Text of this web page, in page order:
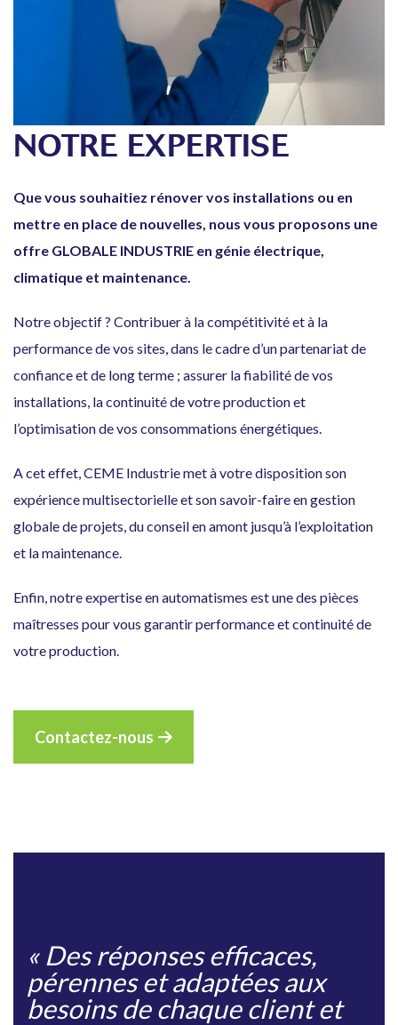
NOTRE EXPERTISE
Que vous souhaitiez rénover vos installations ou en
mettre en place de nouvelles, nous vous proposons une
offre GLOBALE INDUSTRIE en génie électrique,
climatique et maintenance.
Notre objectif ? Contribuer à la compétitivité et à la
performance de vos sites, dans le cadre d’un partenariat de
confiance et de long terme ; assurer la fiabilité de vos
installations, la continuité de votre production et
l’optimisation de vos consommations énergétiques.
A cet effet, CEME Industrie met à votre disposition son
expérience multisectorielle et son savoir-faire en gestion
globale de projets, du conseil en amont jusqu’à l’exploitation
et la maintenance.
Enfin, notre expertise en automatismes est une des pièces
maîtresses pour vous garantir performance et continuité de
votre production.
Contactez-nous
« Des réponses efficaces,
pérennes et adaptées aux
besoins de chaque client et